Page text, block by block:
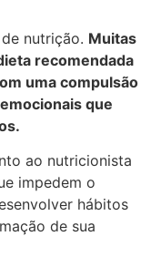
nutrição. Muitas
recomendada
uma compulsão
que
ao nutricionista
impedem o
hábitos
de sua